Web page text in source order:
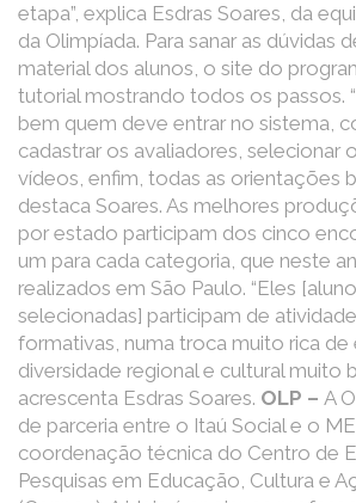
etapa”, explica Esdras Soares, da
da Olimpíada. Para sanar as dúvidas
material dos alunos, o site do
tutorial mostrando todos os passos.
bem quem deve entrar no sistema,
cadastrar os avaliadores, selecionar
vídeos, enfim, todas as orientações
destaca Soares. As melhores
por estado participam dos cinco
um para cada categoria, que neste
realizados em São Paulo. “Eles
selecionadas] participam de
formativas, numa troca muito rica de
diversidade regional e cultural muito
acrescenta Esdras Soares. OLP – A
de parceria entre o Itaú Social e o
coordenação técnica do Centro de
Pesquisas em Educação, Cultura e